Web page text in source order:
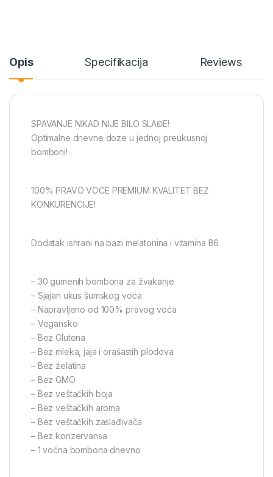
Opis Specifikacija Reviews
SPAVANJE NIKAD NIJE BILO SLAĐE!
Optimalne dnevne doze u jednoj preukusnoj
bomboni!
100% PRAVO VOĆE PREMIUM KVALITET BEZ
KONKURENCIJE!
Dodatak ishrani na bazi melatonina i vitamina B6
– 30 gumenih bombona za žvakanje
– Sjajan ukus šumskog voća
– Napravljeno od 100% pravog voća
– Vegansko
– Bez Glutena
– Bez mleka, jaja i orašastih plodova
– Bez želatina
– Bez GMO
– Bez veštačkih boja
– Bez veštačkih aroma
– Bez veštačkih zaslađivača
– Bez konzervansa
– 1 voćna bombona dnevno